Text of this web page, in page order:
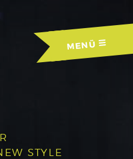
MENÜ
STYLE U